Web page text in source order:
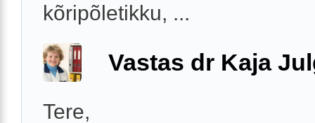
kõripõletikku, ...
Vastas dr Kaja
Tere,